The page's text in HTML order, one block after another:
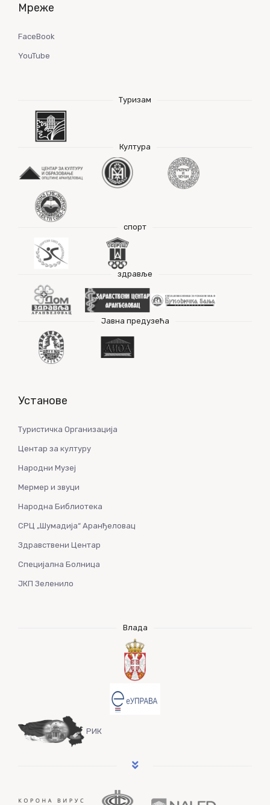
Мреже
FaceBook
YouTube
Туризам
Култура
спорт
здравље
Јавна предузећа
Установе
Туристичка Организација
Центар за културу
Народни Музеј
Мермер и звуци
Народна Библиотека
СРЦ „Шумадија“ Аранђеловац
Здравствени Центар
Специјална Болница
ЈКП Зеленило
Влада
РИК